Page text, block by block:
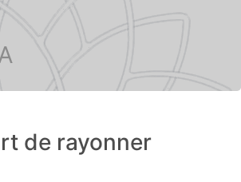
de rayonner